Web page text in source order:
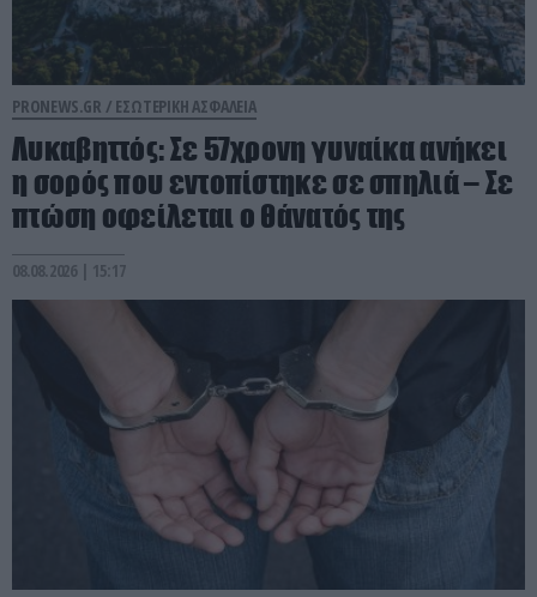
PRONEWS.GR / ΕΣΩΤΕΡΙΚΗ ΑΣΦΑΛΕΙΑ
Λυκαβηττός: Σε 57χρονη γυναίκα ανήκει
η σορός που εντοπίστηκε σε σπηλιά – Σε
πτώση οφείλεται ο θάνατός της
08.08.2026 | 15:17